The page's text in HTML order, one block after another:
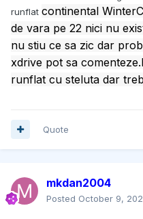
runflat continental
de vara pe 22 nici nu
nu stiu ce sa zic dar
xdrive pot sa
runflat cu steluta dar
Quote
mkdan2004
Posted October 9,